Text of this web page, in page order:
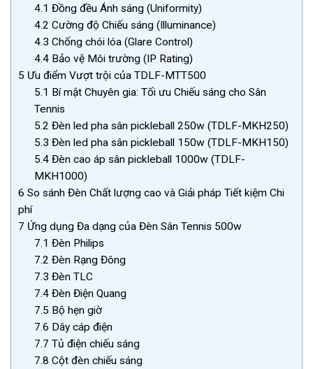
4.1 Đồng đều Ánh sáng (Uniformity)
4.2 Cường độ Chiếu sáng (Illuminance)
4.3 Chống chói lóa (Glare Control)
4.4 Bảo vệ Môi trường (IP Rating)
5 Ưu điểm Vượt trội của TDLF-MTT500
5.1 Bí mật Chuyên gia: Tối ưu Chiếu sáng cho Sân
Tennis
5.2 Đèn led pha sân pickleball 250w (TDLF-MKH250)
5.3 Đèn led pha sân pickleball 150w (TDLF-MKH150)
5.4 Đèn cao áp sân pickleball 1000w (TDLF-
MKH1000)
6 So sánh Đèn Chất lượng cao và Giải pháp Tiết kiệm Chi
phí
7 Ứng dụng Đa dạng của Đèn Sân Tennis 500w
7.1 Đèn Philips
7.2 Đèn Rạng Đông
7.3 Đèn TLC
7.4 Đèn Điện Quang
7.5 Bộ hẹn giờ
7.6 Dây cáp điện
7.7 Tủ điện chiếu sáng
7.8 Cột đèn chiếu sáng